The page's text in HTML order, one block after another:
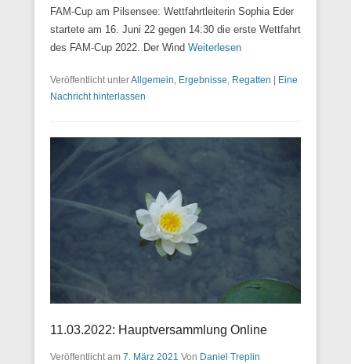
FAM-Cup am Pilsensee: Wettfahrtleiterin Sophia Eder
startete am 16. Juni 22 gegen 14:30 die erste Wettfahrt
des FAM-Cup 2022. Der Wind Weiterlesen
Veröffentlicht unterAllgemein, Ergebnisse, Regatten
Eine
Nachricht hinterlassen
11.03.2022: Hauptversammlung Online
Veröffentlicht am 7. März 2021 Von Daniel Treplin